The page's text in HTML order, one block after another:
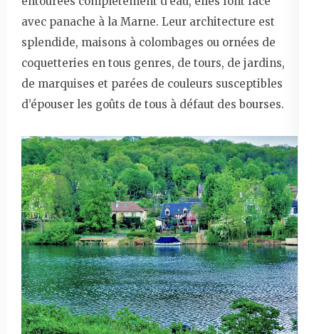
avec panache à la Marne. Leur architecture est
splendide, maisons à colombages ou ornées de
coquetteries en tous genres, de tours, de jardins,
de marquises et parées de couleurs susceptibles
d’épouser les goûts de tous à défaut des bourses.